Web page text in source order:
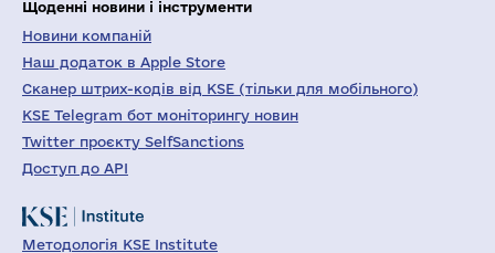
Щоденні новини і інструменти
Новини компаній
Наш додаток в Apple Store
Сканер штрих-кодів від KSE (тільки для мобільного)
KSE Telegram бот моніторингу новин
Twitter проєкту SelfSanctions
Доступ до API
Методологія KSE Institute